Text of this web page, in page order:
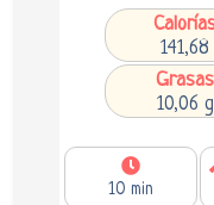
141,68
Grasas
10,06 g
10 min